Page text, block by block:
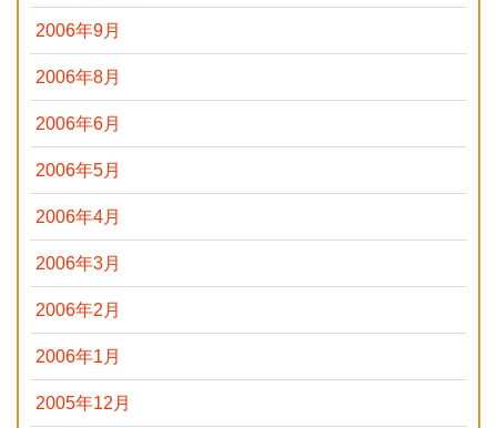
2006年9月
2006年8月
2006年6月
2006年5月
2006年4月
2006年3月
2006年2月
2006年1月
2005年12月